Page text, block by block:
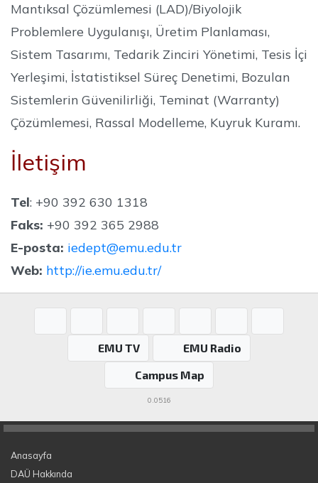
Mantıksal Çözümlemesi (LAD)/Biyolojik
Problemlere Uygulanışı, Üretim Planlaması,
Sistem Tasarımı, Tedarik Zinciri Yönetimi, Tesis İçi
Yerleşimi, İstatistiksel Süreç Denetimi, Bozulan
Sistemlerin Güvenilirliği, Teminat (Warranty)
Çözümlemesi, Rassal Modelleme, Kuyruk Kuramı.
İletişim
Tel: +90 392 630 1318
Faks: +90 392 365 2988
E-posta: iedept@emu.edu.tr
Web: http://ie.emu.edu.tr/
EMU TV
EMU Radio
Campus Map
0.0516
Anasayfa
DAÜ Hakkında